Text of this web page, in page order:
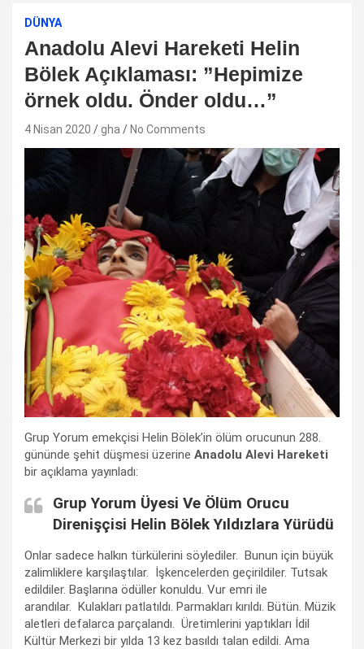
DÜNYA
Anadolu Alevi Hareketi Helin
Bölek Açıklaması: ”Hepimize
örnek oldu. Önder oldu…”
4 Nisan 2020 gha No Comments
Grup Yorum emekçisi Helin Bölek’in ölüm orucunun 288.
gününde şehit düşmesi üzerine Anadolu Alevi Hareketi
bir açıklama yayınladı:
Grup Yorum Üyesi Ve Ölüm Orucu
Direnişçisi Helin Bölek Yıldızlara Yürüdü
Onlar sadece halkın türkülerini söylediler. Bunun için büyük
zalimliklere karşılaştılar. İşkencelerden geçirildiler. Tutsak
edildiler. Başlarına ödüller konuldu. Vur emri ile
arandılar. Kulakları patlatıldı. Parmakları kırıldı. Bütün. Müzik
aletleri defalarca parçalandı. Üretimlerini yaptıkları İdil
Kültür Merkezi bir yılda 13 kez basıldı talan edildi. Ama